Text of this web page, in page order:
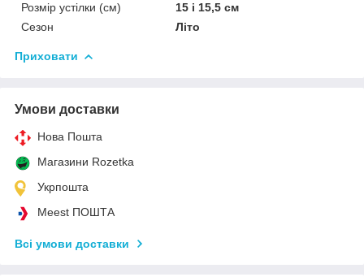
Розмір устілки (см)
15 і 15,5 см
Сезон
Літо
Приховати
Умови доставки
Нова Пошта
Магазини Rozetka
Укрпошта
Meest ПОШТА
Всі умови доставки